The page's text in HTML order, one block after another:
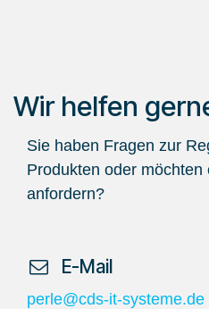
Wir helfen
Sie haben Fragen zur
Produkten oder
anfordern?
​ E-Mail
perle@cds-it-systeme.de